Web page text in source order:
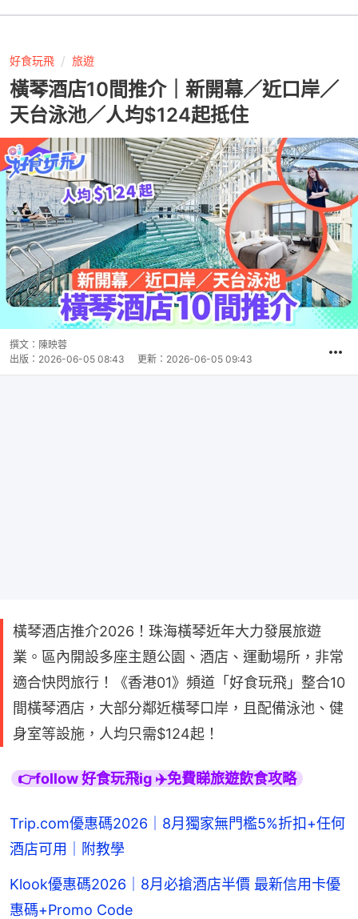
好食玩飛 旅遊
橫琴酒店10間推介｜新開幕／近口岸／
天台泳池／人均$124起抵住
撰文： 陳映蓉
出版： 2026-06-05 08:43 更新： 2026-06-05 09:43
橫琴酒店推介2026！珠海橫琴近年大力發展旅遊
業。區內開設多座主題公園、酒店、運動場所，非常
適合快閃旅行！《香港01》頻道「好食玩飛」整合10
間橫琴酒店，大部分鄰近橫琴口岸，且配備泳池、健
身室等設施，人均只需$124起！
👉follow 好食玩飛ig ✈️免費睇旅遊飲食攻略
Trip.com優惠碼2026｜8月獨家無門檻5%折扣+任何
酒店可用｜附教學
Klook優惠碼2026｜8月必搶酒店半價 最新信用卡優
惠碼+Promo Code